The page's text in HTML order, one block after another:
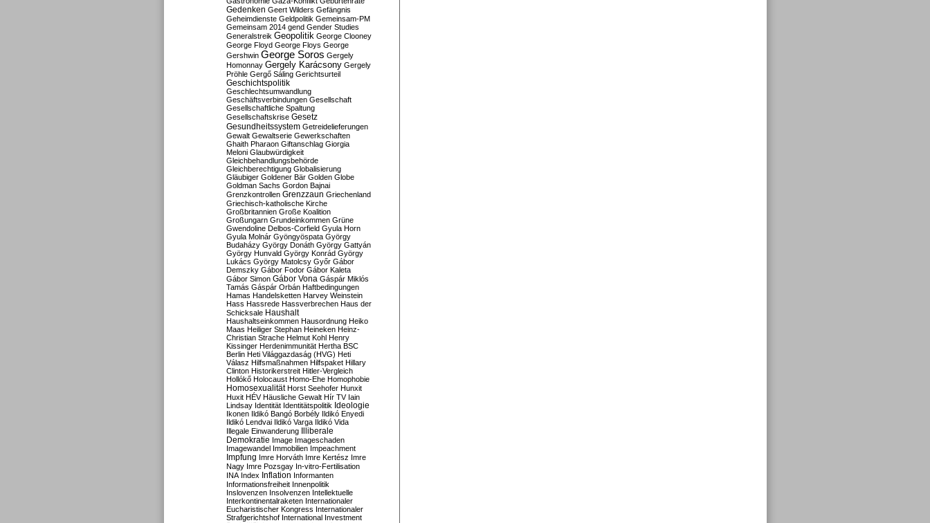
Gedenken Geert Wilders Gefängnis
Geheimdienste Geldpolitik Gemeinsam-PM
Gemeinsam 2014 gend Gender Studies
Generalstreik Geopolitik George Clooney
George Floyd George Floys George
Gershwin George Soros Gergely
Homonnay Gergely Karácsony Gergely
Pröhle Gergő Sáling Gerichtsurteil
Geschichtspolitik
Geschlechtsumwandlung
Geschäftsverbindungen Gesellschaft
Gesellschaftliche Spaltung
Gesellschaftskrise Gesetz
Gesundheitssystem Getreidelieferungen
Gewalt Gewaltserie Gewerkschaften
Ghaith Pharaon Giftanschlag Giorgia
Meloni Glaubwürdigkeit
Gleichbehandlungsbehörde
Gleichberechtigung Globalisierung
Gläubiger Goldener Bär Golden Globe
Goldman Sachs Gordon Bajnai
Grenzkontrollen Grenzzaun Griechenland
Griechisch-katholische Kirche
Großbritannien Große Koalition
Großungarn Grundeinkommen Grüne
Gwendoline Delbos-Corfield Gyula Horn
Gyula Molnár Gyöngyöspata György
Budaházy György Donáth György Gattyán
György Hunvald György Konrád György
Lukács György Matolcsy Győr Gábor
Demszky Gábor Fodor Gábor Kaleta
Gábor Simon Gábor Vona Gáspár Miklós
Tamás Gáspár Orbán Haftbedingungen
Hamas Handelsketten Harvey Weinstein
Hass Hassrede Hassverbrechen Haus der
Schicksale Haushalt
Haushaltseinkommen Hausordnung Heiko
Maas Heiliger Stephan Heineken Heinz-
Christian Strache Helmut Kohl Henry
Kissinger Herdenimmunität Hertha BSC
Berlin Heti Világgazdaság (HVG) Heti
Válasz Hilfsmaßnahmen Hilfspaket Hillary
Clinton Historikerstreit Hitler-Vergleich
Hollókő Holocaust Homo-Ehe Homophobie
Homosexualität Horst Seehofer Hunxit
Huxit HÉV Häusliche Gewalt Hír TV Iain
Lindsay Identität Identitätspolitik Ideologie
Ikonen Ildikó Bangó Borbély Ildikó Enyedi
Ildikó Lendvai Ildikó Varga Ildikó Vida
Illegale Einwanderung Illiberale
Demokratie Image Imageschaden
Imagewandel Immobilien Impeachment
Impfung Imre Horváth Imre Kertész Imre
Nagy Imre Pozsgay In-vitro-Fertilisation
INA Index Inflation Informanten
Informationsfreiheit Innenpolitik
Inslovenzen Insolvenzen Intellektuelle
Interkontinentalraketen Internationaler
Eucharistischer Kongress Internationaler
Strafgerichtshof International Investment